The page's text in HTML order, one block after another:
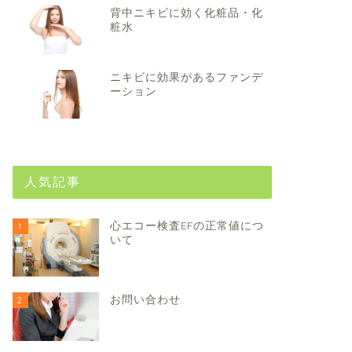
背中ニキビに効く化粧品・化
粧水
ニキビに効果があるファンデ
ーション
人気記事
1
心エコー検査EFの正常値につ
いて
2 お問い合わせ